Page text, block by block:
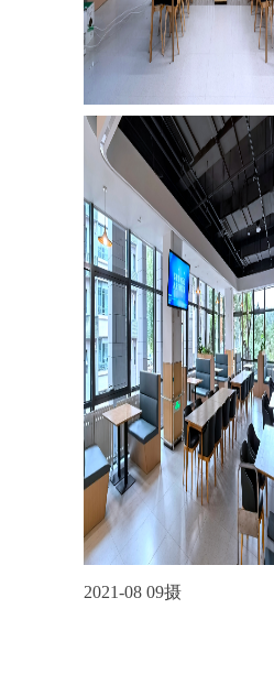
2021-08 09摄